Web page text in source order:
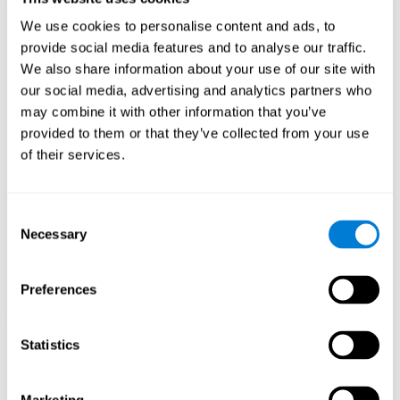
We use cookies to personalise content and ads, to
provide social media features and to analyse our traffic.
We also share information about your use of our site with
our social media, advertising and analytics partners who
may combine it with other information that you’ve
provided to them or that they’ve collected from your use
of their services.
Selection
Necessary
Preferences
Statistics
debilitadas o dañadas.
Estimular de manera consistente nuestras habilidades, puede
ayudar a crear nuevas sinapsis, y a que los circuitos neuronales
se reorganicen y mejoren las funciones cognitivas. En el juego
Cronocolor se busca estimular capacidades relacionadas con el
tiempo de reacción y la estimación.
1ª SEMANA
Proyección gráfica orientativa de las redes neuronales después